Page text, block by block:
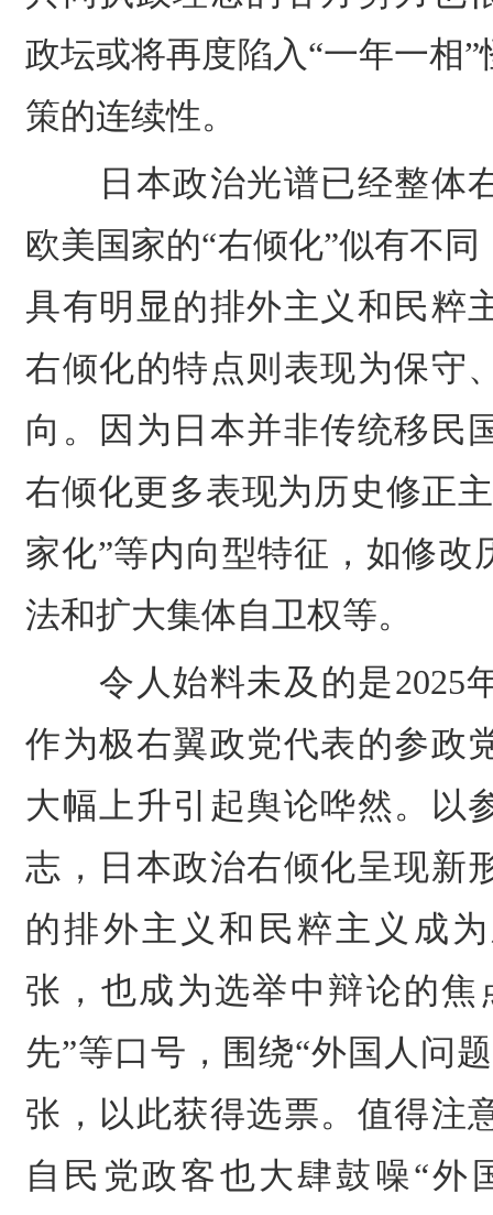
政坛或将再度陷入“一年一相
策的连续性。
日本政治光谱已经整体
欧美国家的“右倾化”似有不
具有明显的排外主义和 民粹
右倾化的特点则表现为保守
向。因为日本并非传统移民
右倾化更多表现为 历史修正
家化”等内向型特征，如修改
法和扩大集体自卫权等。
令人始料未及的是2025
作为极右翼政党代表的参政
大幅上升引起舆论哗然。以
志，日本政治右倾化呈现新
的排外主义和民粹主义成
张，也成为选举中辩论的焦
先”等口号，围绕“外国人问
张，以此获得选票。值得注
自民党政客也大肆鼓噪“外